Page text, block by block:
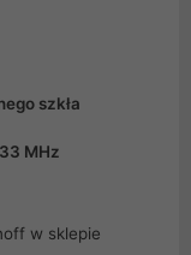
szkła
MHz